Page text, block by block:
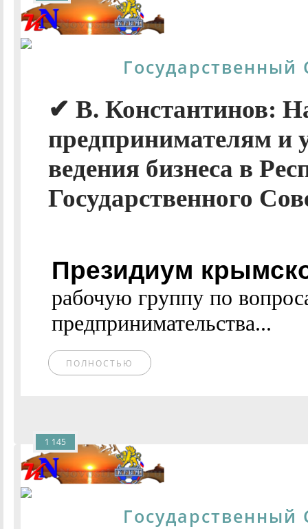
✔ В. Константинов:
предпринимателям и
ведения бизнеса в
Государственного
Президиум
рабочую группу по
предпринимательства...
ПОЛНОСТЬЮ
1 145